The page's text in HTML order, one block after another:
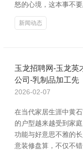
怒的心境，这本事不
新闻动态
玉龙招聘网-玉龙英
公司-乳制品加工先
2026-02-07
在当代家居生涯中黄
的户型越来越受到家
功能与好意思不雅的
意装修盘算，不仅不